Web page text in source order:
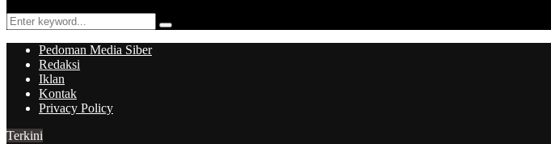
Search
for:
Search
Pedoman Media Siber
Redaksi
Iklan
Kontak
Privacy Policy
Terkini